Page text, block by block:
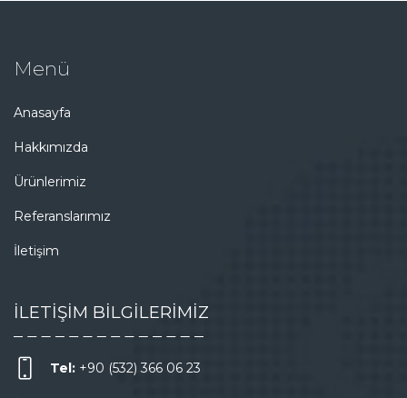
Menü
Anasayfa
Hakkımızda
Ürünlerimiz
Referanslarımız
İletişim
İLETİŞİM BİLGİLERİMİZ
Tel: +90 (532) 366 06 23